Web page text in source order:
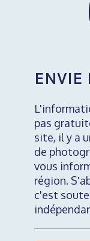
ENVIE
pas
site, il y a
de
vous
région.
c'est